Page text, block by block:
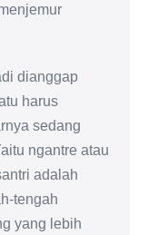
dianggap
harus
sedang
ngantre atau
adalah
tengah
yang lebih